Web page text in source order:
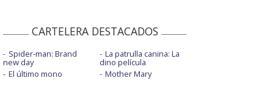
CARTELERA DESTACADOS
Spider-man: Brand
new day
El último mono
La patrulla canina: La
dino película
Mother Mary